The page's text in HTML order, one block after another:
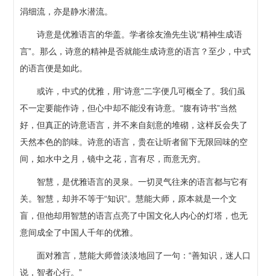
涓细流，亦是静水潜流。
诗意是优雅语言的华盖。学者徐友渔先生说“精神生成语
言”。那么，诗意的精神是否就能生成诗意的语言？至少，中式
的语言便是如此。
或许，中式的优雅，用“诗意”二字便几可概全了。我们虽
不一定要能作诗，但心中却不能没有诗意。“腹有诗书”当然
好，但真正的诗意语言，并不来自刻意的堆砌，这样反会失了
天然本色的韵味。诗意的语言，贵在让听者留下无限回味的空
间，如水中之月，镜中之花，言有尽，而意无穷。
智慧，是优雅语言的灵泉。一切灵气往来的语言都与它有
关。智慧，却并不等于“知识”。慧能大师，原本就是一个文
盲，但他却用智慧的语言点亮了中国文化人内心的灯塔，也无
意间成全了中国人千年的优雅。
面对雅言，慧能大师曾淡淡地回了一句：“善知识，迷人口
说，智者心行。”